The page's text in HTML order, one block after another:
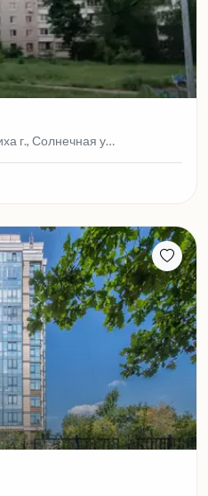
г., Солнечная у…